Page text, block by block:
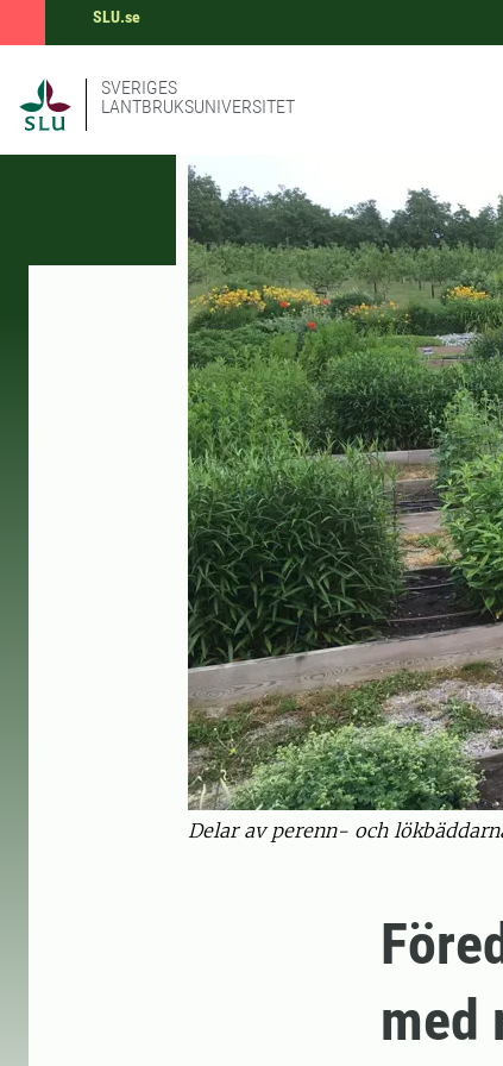
SLU.se
SVERIGES
LANTBRUKSUNIVERSITET
Delar av perenn- och
med